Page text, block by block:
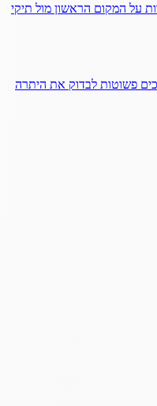
על המקום הראשון מול תיקי
יתרה בקרן השתלמות: 6 דרכים פשוטות לבדוק את היתרה